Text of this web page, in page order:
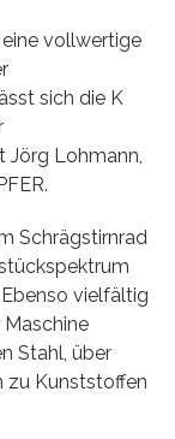
eine vollwertige
sich die K
Jörg Lohmann,
Schrägstirnrad
vielfältig
Stahl, über
zu Kunststoffen